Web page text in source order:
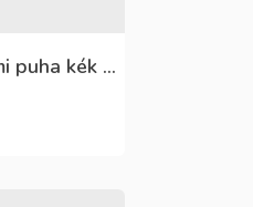
Mayoral alkalmi puha kék élre vasalt nadrág, behúzható derékrésszel